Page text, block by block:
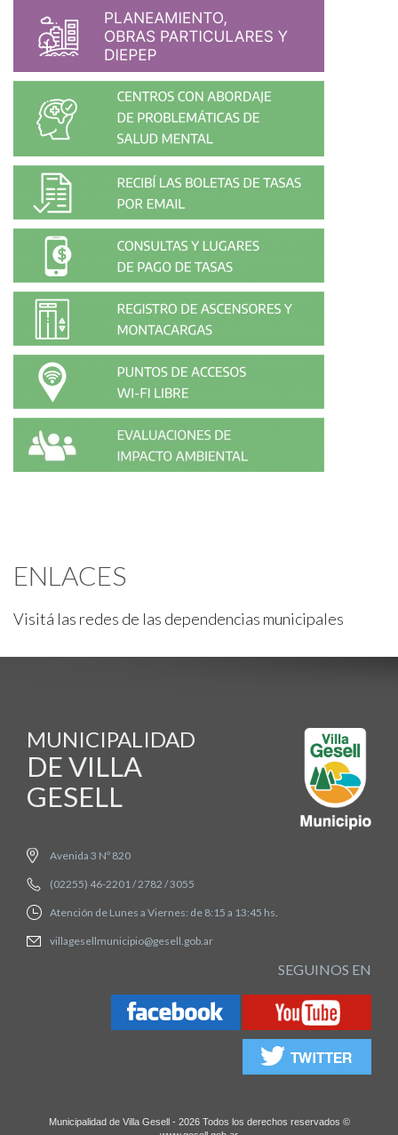
ENLACES
Visitá las redes de las dependencias municipales
MUNICIPALIDAD
DE VILLA
GESELL
Avenida 3 Nº 820
(02255) 46-2201 / 2782 / 3055
Atención de Lunes a Viernes: de 8:15 a 13:45 hs.
villagesellmunicipio@gesell.gob.ar
SEGUINOS EN
Municipalidad de Villa Gesell - 2026 Todos los derechos reservados ©